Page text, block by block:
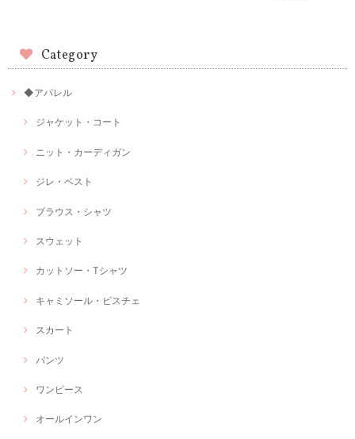
Category
◆アパレル
ジャケット・コート
ニット・カーディガン
ジレ・ベスト
ブラウス・シャツ
スウェット
カットソー・Tシャツ
キャミソール・ビスチェ
スカート
パンツ
ワンピース
オールインワン